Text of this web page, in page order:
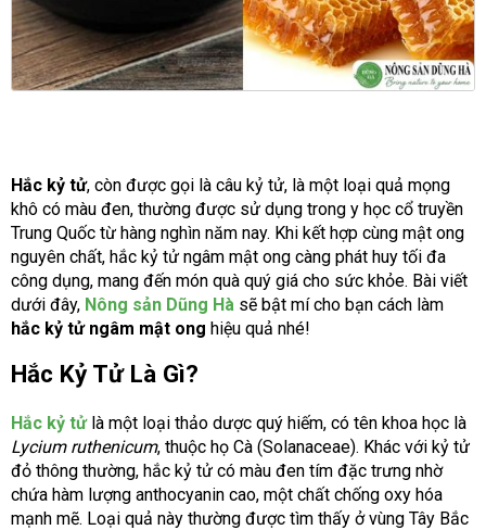
Hắc kỷ tử, còn được gọi là câu kỷ tử, là một loại quả mọng
khô có màu đen, thường được sử dụng trong y học cổ truyền
Trung Quốc từ hàng nghìn năm nay. Khi kết hợp cùng mật ong
nguyên chất, hắc kỷ tử ngâm mật ong càng phát huy tối đa
công dụng, mang đến món quà quý giá cho sức khỏe. Bài viết
dưới đây, Nông sản Dũng Hà sẽ bật mí cho bạn cách làm
hắc kỷ tử ngâm mật ong hiệu quả nhé!
Hắc Kỷ Tử Là Gì?
Hắc kỷ tửlà một loại thảo dược quý hiếm, có tên khoa học là
Lycium ruthenicum, thuộc họ Cà (Solanaceae). Khác với kỷ tử
đỏ thông thường, hắc kỷ tử có màu đen tím đặc trưng nhờ
chứa hàm lượng anthocyanin cao, một chất chống oxy hóa
mạnh mẽ. Loại quả này thường được tìm thấy ở vùng Tây Bắc